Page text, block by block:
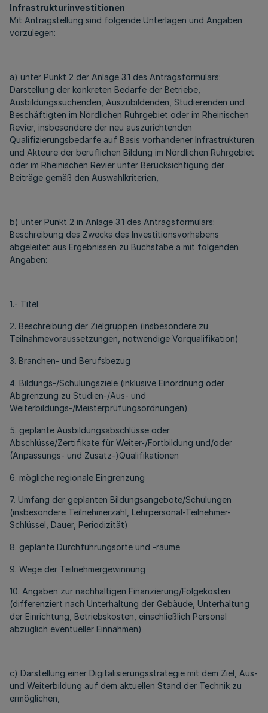
Infrastrukturinvestitionen
Mit Antragstellung sind folgende Unterlagen und Angaben
vorzulegen:
a) unter Punkt 2 der Anlage 3.1 des Antragsformulars:
Darstellung der konkreten Bedarfe der Betriebe,
Ausbildungssuchenden, Auszubildenden, Studierenden und
Beschäftigten im Nördlichen Ruhrgebiet oder im Rheinischen
Revier, insbesondere der neu auszurichtenden
Qualifizierungsbedarfe auf Basis vorhandener Infrastrukturen
und Akteure der beruflichen Bildung im Nördlichen Ruhrgebiet
oder im Rheinischen Revier unter Berücksichtigung der
Beiträge gemäß den Auswahlkriterien,
b) unter Punkt 2 in Anlage 3.1 des Antragsformulars:
Beschreibung des Zwecks des Investitionsvorhabens
abgeleitet aus Ergebnissen zu Buchstabe a mit folgenden
Angaben:
1.- Titel
2. Beschreibung der Zielgruppen (insbesondere zu
Teilnahmevoraussetzungen, notwendige Vorqualifikation)
3. Branchen- und Berufsbezug
4. Bildungs-/Schulungsziele (inklusive Einordnung oder
Abgrenzung zu Studien-/Aus- und
Weiterbildungs-/Meisterprüfungsordnungen)
5. geplante Ausbildungsabschlüsse oder
Abschlüsse/Zertifikate für Weiter-/Fortbildung und/oder
(Anpassungs- und Zusatz-)Qualifikationen
6. mögliche regionale Eingrenzung
7. Umfang der geplanten Bildungsangebote/Schulungen
(insbesondere Teilnehmerzahl, Lehrpersonal-Teilnehmer-
Schlüssel, Dauer, Periodizität)
8. geplante Durchführungsorte und -räume
9. Wege der Teilnehmergewinnung
10. Angaben zur nachhaltigen Finanzierung/Folgekosten
(differenziert nach Unterhaltung der Gebäude, Unterhaltung
der Einrichtung, Betriebskosten, einschließlich Personal
abzüglich eventueller Einnahmen)
c) Darstellung einer Digitalisierungsstrategie mit dem Ziel, Aus-
und Weiterbildung auf dem aktuellen Stand der Technik zu
ermöglichen,